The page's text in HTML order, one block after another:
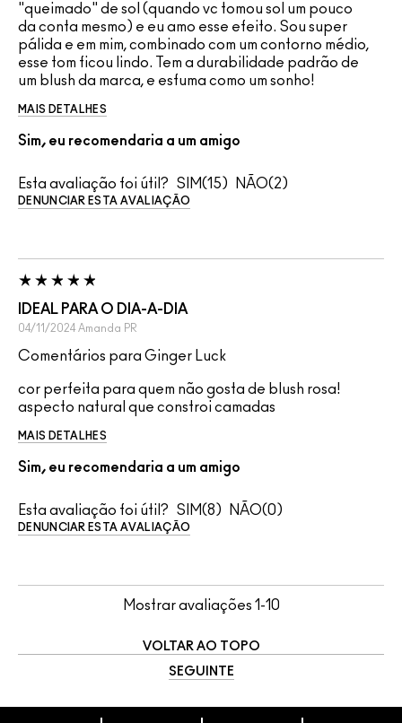
"queimado" de sol (quando vc tomou sol um pouco
da conta mesmo) e eu amo esse efeito. Sou super
pálida e em mim, combinado com um contorno médio,
esse tom ficou lindo. Tem a durabilidade padrão de
um blush da marca, e esfuma como um sonho!
MAIS DETALHES
Sim, eu recomendaria a um amigo
Esta avaliação foi útil? 15 2
DENUNCIAR ESTA AVALIAÇÃO
IDEAL PARA O DIA-A-DIA
04/11/2024 Amanda PR
Comentários para Ginger Luck
cor perfeita para quem não gosta de blush rosa!
aspecto natural que constroi camadas
MAIS DETALHES
Sim, eu recomendaria a um amigo
Esta avaliação foi útil? 8 0
DENUNCIAR ESTA AVALIAÇÃO
Mostrar avaliações 1-10
VOLTAR AO TOPO
SEGUINTE